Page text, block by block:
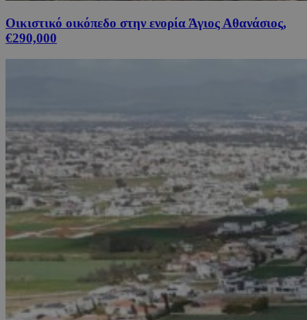
Οικιστικό οικόπεδο στην ενορία Άγιος Αθανάσιος,
€290,000